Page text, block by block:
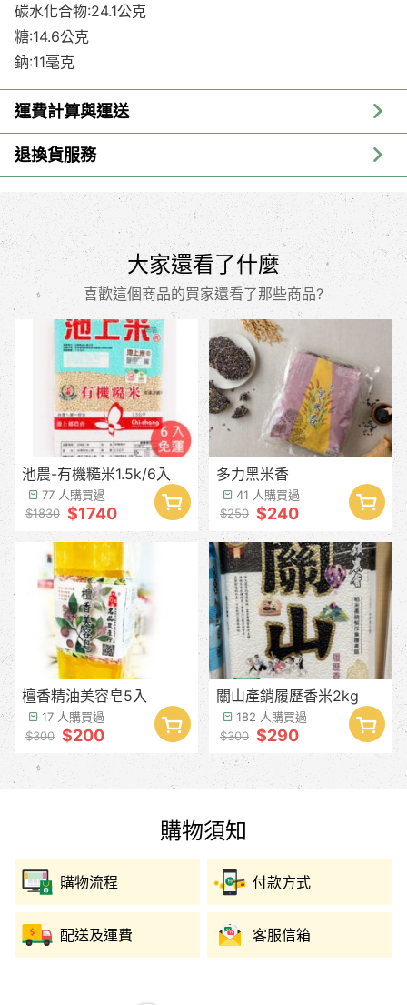
碳水化合物:24.1公克
糖:14.6公克
鈉:11毫克
運費計算與運送
退換貨服務
大家還看了什麼
喜歡這個商品的買家還看了那些商品?
池農-有機糙米1.5k/6入
77 人購買過
$1830 $1740
多力黑米香
41 人購買過
$250 $240
檀香精油美容皂5入
17 人購買過
$300 $200
關山產銷履歷香米2kg
182 人購買過
$300 $290
購物須知
購物流程 付款方式
配送及運費 客服信箱